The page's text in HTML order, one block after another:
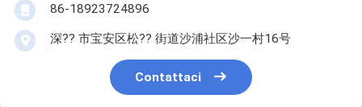
86-18923724896
深?? 市宝安区松?? 街道沙浦社区沙一村16号
Contattaci